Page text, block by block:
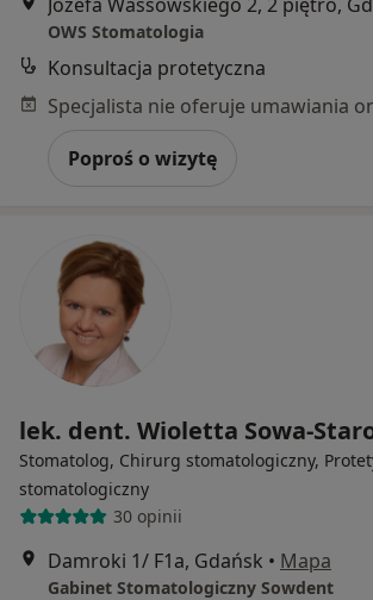
OWS Stomatologia
Konsultacja protetyczna
Poproś o wizytę
lek. dent. Wioletta Sowa-
Stomatolog, Chirurg stomatologiczny,
stomatologiczny
30 opinii
Damroki 1/ F1a, Gdańsk • Mapa
Gabinet Stomatologiczny Sowdent